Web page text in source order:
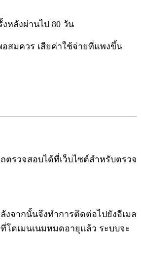
หลังผ่านไป 80 วัน
อสมควร เสียค่าใช้จ่ายที่แพงขึ้น
ตรวจสอบได้ที่เว็บไซต์สำหรับตรวจ
งจากนั้นจึงทำการติดต่อไปยังอีเมล
โดเมนเนมหมดอายุแล้ว ระบบจะ